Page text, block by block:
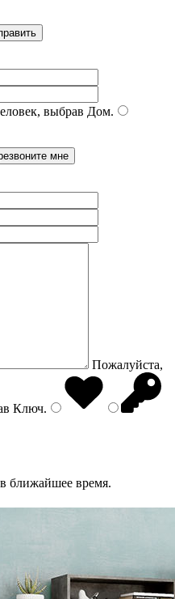
выбрав Дом.
Пожалуйста,
Ключ.
ближайшее время.